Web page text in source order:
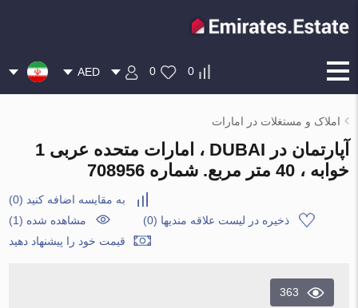
0
0
AED
املاک و مستغلات در امارات
آپارتمان در DUBAI ، امارات متحده عربی 1
خوابه ، 40 متر مربع. شماره 708956
به مقایسه اضافه کنید (
0
)
ذخیره در لیست علاقه مندیها (
0
)
مشاهده شده (1)
قیمت خود را پیشنهاد دهید
363